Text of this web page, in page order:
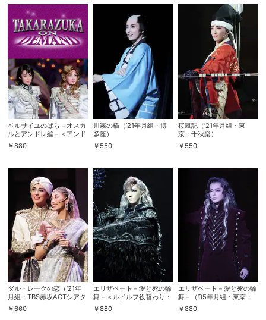
購入明細 ４ヵ月分の購入明細の確認が可能です。
Myクーポン
現在獲得済みのお得なクーポンを確認でき
ます。
購入履歴
レンタル、購入、定額見放題の購入履歴の
確認が可能です。こちらから視聴いただく
と便利です。
閲覧履歴
サイト内の閲覧履歴を確認できます。履歴
の削除も可能です。
視聴年齢制限
サイト内で表示される作品の表示制限が可
能です。5段階の年齢区分から選択できま
す。
視聴デバイス一覧
スマホなどでRakuten TVを視聴する際のデ
バイス連携の設定ができます。
ベルサイユのばら－オスカ
ルとアンドレ編－＜アンド
レ役替わり：龍真咲、オス
カル役替わり：明日海りお
￥880
川霧の橋（’21年月組・博
多座）
￥ 550
桜嵐記（’21年月組・東
京・千秋楽）
￥ 550
ダル・レークの恋（’21年
月組・TBS赤坂ACTシアタ
ー）
￥660
エリザベート－愛と死の輪
舞－＜ルドルフ役替わり：
明日海りお＞（’09年月
組・宝塚）
￥880
エリザベート－愛と死の輪
舞－（’05年月組・東京・
千秋楽）
￥880